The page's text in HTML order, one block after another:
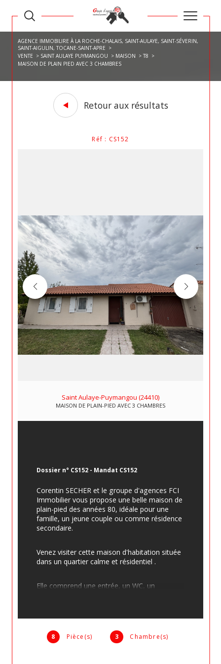
AGENCE IMMOBILIRE À LA ROCHE-CHALAIS, SAINT-AULAYE, SAINT-SÉVERIN,
SAINT-AIGULIN, TOCANE-SAINT-APRE
VENTE
SAINT AULAYE PUYMANGOU MAISON
T8
MAISON DE PLAIN PIED AVEC 3 CHAMBRES
Retour aux résultats
Réf : CS152
Saint Aulaye-Puymangou (24410)
MAISON DE PLAIN-PIED AVEC 3 CHAMBRES
8 Pièce(s) 3 Chambre(s)
Dossier n° CS152 - Mandat CS152
Corentin SECHER et le groupe d'agences FCI
Immobilier vous propose une belle maison de
plain-pied des années 80, idéale pour une
famille, un jeune couple ou comme résidence
secondaire.
Venez visiter cette maison d'habitation située
dans un quartier calme et résidentiel .
Elle comprend une entrée, un WC, un
donnant accès sur la terrasse en partie
couverte complètent le bien.